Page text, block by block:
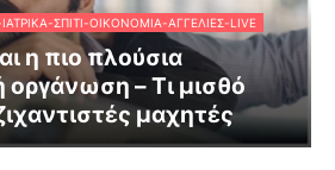
ΣΠΊΤΙ-ΟΙΚΟΝΟΜΊΑ-ΑΓΓΕΛΊΕΣ-LIVE
η πιο πλούσια
οργάνωση – Τι μισθό
μαχητές